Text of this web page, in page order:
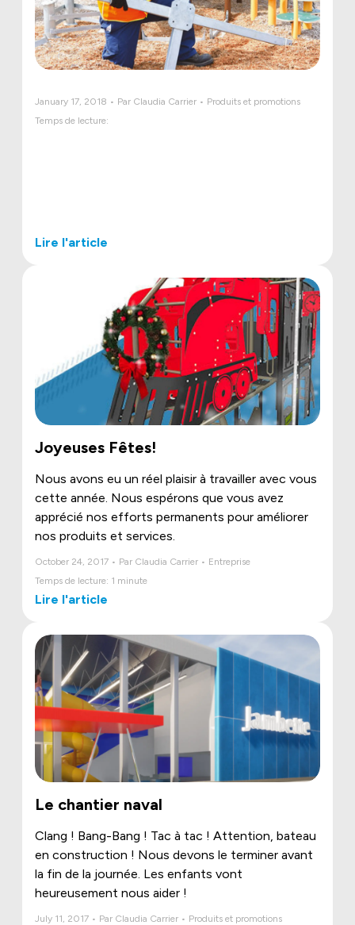
January 17, 2018 • Par Claudia Carrier • Produits et promotions
Temps de lecture:
Lire l'article
Joyeuses Fêtes!
Nous avons eu un réel plaisir à travailler avec vous
cette année. Nous espérons que vous avez
apprécié nos efforts permanents pour améliorer
nos produits et services.
October 24, 2017 • Par Claudia Carrier • Entreprise
Temps de lecture: 1 minute
Lire l'article
Le chantier naval
Clang ! Bang-Bang ! Tac à tac ! Attention, bateau
en construction ! Nous devons le terminer avant
la fin de la journée. Les enfants vont
heureusement nous aider !
July 11, 2017 • Par Claudia Carrier • Produits et promotions